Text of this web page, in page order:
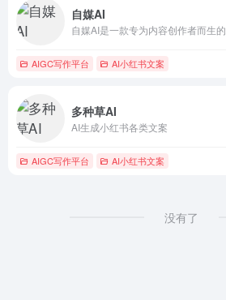
自媒AI
AIGC写作平台 AI小红书文案
多种草AI
AI生成小红书各类文案
AIGC写作平台 AI小红书文案
没有了